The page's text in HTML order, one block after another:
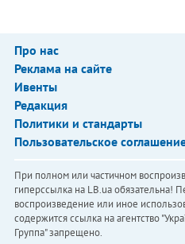
Про нас
Реклама на сайте
Ивенты
Редакция
Политики и стандарты
Пользовательское
При полном или частичном
гиперссылка на LB.ua обязательна!
воспроизведение или иное
содержится ссылка на агентство
Группа" запрещено.